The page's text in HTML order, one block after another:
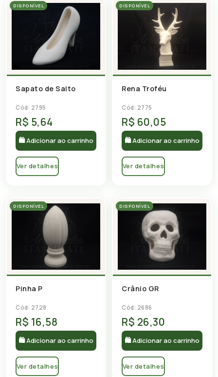
DISPONÍVEL
Sapato de Salto
Cód: 2795
R$ 5,64
🛍 Adicionar ao carrinho
Ver detalhes
DISPONÍVEL
Rena Troféu
Cód: 2775
R$ 60,05
🛍 Adicionar ao carrinho
Ver detalhes
DISPONÍVEL
Pinha P
Cód: 2728
R$ 16,58
🛍 Adicionar ao carrinho
Ver detalhes
DISPONÍVEL
Crânio GR
Cód: 2686
R$ 26,30
🛍 Adicionar ao carrinho
Ver detalhes